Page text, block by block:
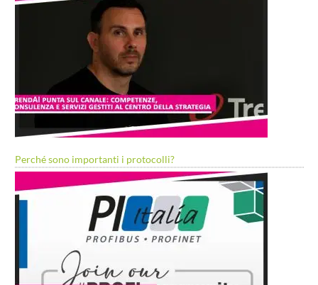
Perché sono importanti i protocolli?